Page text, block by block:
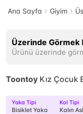
Ana Sayfa Giyim
Üzerinde Görmek
Ürünü üzerinde
Toontoy Kız Çocuk
Yaka Tipi
Bisiklet Yaka
Kol Tipi
Kalın